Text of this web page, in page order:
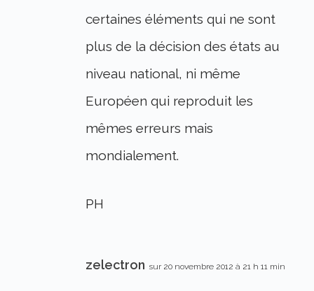
certaines éléments qui ne sont
plus de la décision des états au
niveau national, ni même
Européen qui reproduit les
mêmes erreurs mais
mondialement.
PH
zelectron sur 20 novembre 2012 à 21 h 11 min